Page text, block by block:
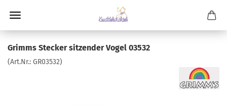
Grimms Stecker sitzender Vogel 03532
(Art.Nr.: GR03532)